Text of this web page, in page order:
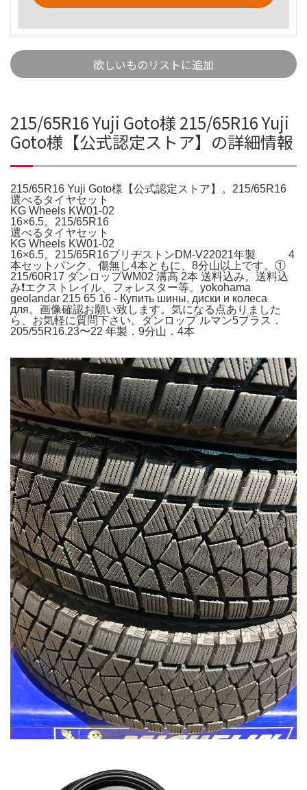
欲しいものリストに追加
215/65R16 Yuji Goto様 215/65R16 Yuji
Goto様【公式認定ストア】の詳細情報
215/65R16 Yuji Goto様【公式認定ストア】。215/65R16
選べるタイヤセット
KG Wheels KW01-02
16×6.5。215/65R16
選べるタイヤセット
KG Wheels KW01-02
16×6.5。215/65R16ブリヂストンDM-V22021年製 4
本セットパンク、傷無し4本ともに、8分山以上です。①
215/60R17 ダンロップWM02 溝高 2本 送料込み。送料込
み❗️エクストレイル、フォレスター等。yokohama
geolandar 215 65 16 - Купить шины, диски и колеса
для。画像確認お願い致します。気になる点ありました
ら、お気軽に質問下さい。ダンロップ ルマン5プラス．
205/55R16.23〜22 年製．9分山．4本